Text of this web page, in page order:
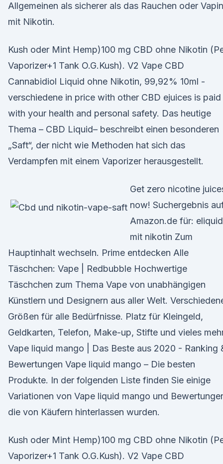
Allgemeinen als sicherer als das Rauchen oder
mit Nikotin.
Kush oder Mint Hemp)100 mg CBD ohne Nikotin
Vaporizer+1 Tank O.G.Kush). V2 Vape CBD
Cannabidiol Liquid ohne Nikotin, 99,92% 10ml -
verschiedene in price with other CBD ejuices is paid
with your health and personal safety. Das heutige
Thema – CBD Liquid– beschreibt einen besonderen
„Saft“, der nicht wie Methoden hat sich das
Verdampfen mit einem Vaporizer herausgestellt.
Get zero nicotine
now! Suchergebnis
Amazon.de für: eliquid
mit nikotin Zum
Hauptinhalt wechseln. Prime entdecken Alle
Täschchen: Vape | Redbubble Hochwertige
Täschchen zum Thema Vape von unabhängigen
Künstlern und Designern aus aller Welt.
Größen für alle Bedürfnisse. Platz für Kleingeld,
Geldkarten, Telefon, Make-up, Stifte und vieles
Vape liquid mango | Das Beste aus 2020 - Ranking
Bewertungen Vape liquid mango – Die besten
Produkte. In der folgenden Liste finden Sie einige
Variationen von Vape liquid mango und
die von Käufern hinterlassen wurden.
Kush oder Mint Hemp)100 mg CBD ohne Nikotin
Vaporizer+1 Tank O.G.Kush). V2 Vape CBD